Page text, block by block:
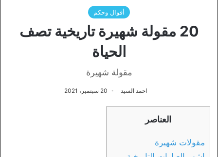
أقوال وحكم
20 مقولة شهيرة تاريخية تصف
الحياة
مقولة شهيرة
احمد السيد 20 سبتمبر، 2021
العناصر
مقولات شهيرة